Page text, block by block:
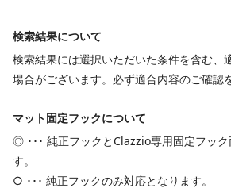
検索結果について
検索結果には選択いただいた条件を含む、
場合がございます。必ず適合内容のご確認
マット固定フックについて
◎ ･･･ 純正フックとClazzio専用固定フック
す。
○ ･･･ 純正フックのみ対応となります。